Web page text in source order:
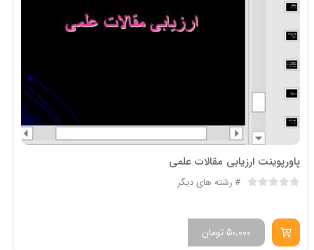
پاورپوینت ارزیابی مقالات علمی
رشته های دیگر
تومان 50,000